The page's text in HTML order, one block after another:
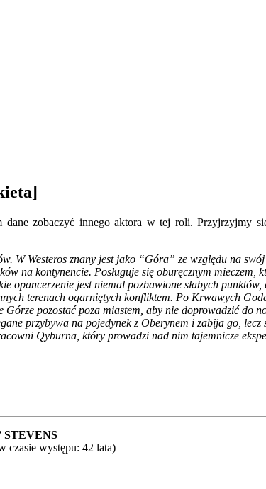
zobaczyć innego aktora w tej roli. Przyjrzyjmy
W Westeros znany jest jako “Góra” ze względu na
na kontynencie. Posługuje się oburęcznym mieczem,
opancerzenie jest niemal pozbawione słabych
terenach ogarniętych konfliktem. Po Krwawych
pozostać poza miastem, aby nie doprowadzić do
przybywa na pojedynek z Oberynem i zabija go, lecz
Qyburna, który prowadzi nad nim tajemnicze
STEVENS
czasie występu: 42 lata)